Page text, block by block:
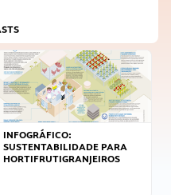
INFOGRÁFICO:
SUSTENTABILIDADE PARA
HORTIFRUTIGRANJEIROS